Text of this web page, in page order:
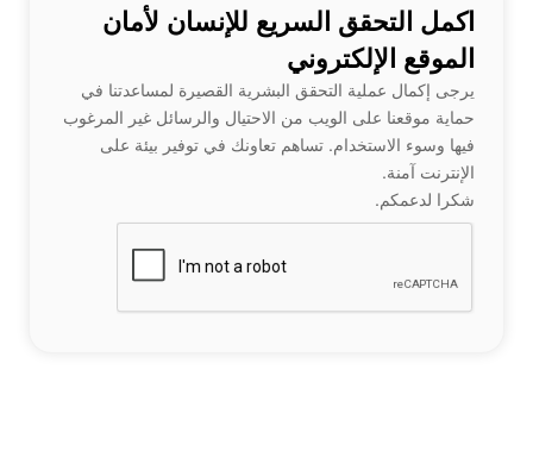
اكمل التحقق السريع للإنسان لأمان
الموقع الإلكتروني
يرجى إكمال عملية التحقق البشرية القصيرة لمساعدتنا في
حماية موقعنا على الويب من الاحتيال والرسائل غير المرغوب
فيها وسوء الاستخدام. تساهم تعاونك في توفير بيئة على
الإنترنت آمنة.
شكرا لدعمكم.